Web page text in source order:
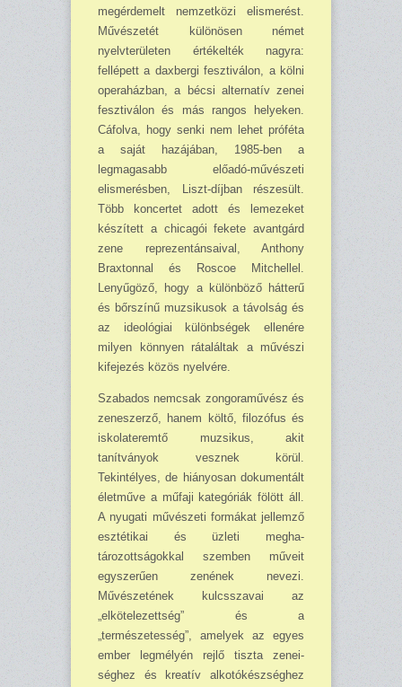
megérdemelt nemzetközi elismerést.
Művészetét különösen német
nyelvterületen érté­kelték nagyra:
fellépett a daxbergi fesztiválon, a kölni
operaházban, a bécsi alternatív zenei
fesztiválon és más rangos helyeken.
Cáfolva, hogy senki nem lehet próféta
a saját hazájában, 1985-ben a
legmagasabb előadó-művészeti
elismerésben, Liszt-díjban részesült.
Több koncertet adott és lemezeket
készített a chicagói fekete avantgárd
zene reprezentánsaival, An­thony
Braxtonnal és Roscoe Mitchellel.
Lenyűgöző, hogy a különböző hátterű
és bőrszínű muzsikusok a távolság és
az ideológiai különbségek ellenére
milyen könnyen rátaláltak a mű­vészi
kifejezés közös nyelvére.
Szabados nemcsak zongoraművész és
zeneszerző, hanem költő, filozófus és
iskolateremtő muzsikus, akit
tanítványok vesznek körül.
Tekintélyes, de hiányosan dokumentált
életműve a műfaji kategóriák fölött áll.
A nyugati művészeti formákat jellemző
esztétikai és üzleti megha­
tározottságokkal szemben műveit
egyszerűen zenének nevezi.
Művészetének kulcs­sza­vai az
„elkötelezettség” és a
„természetesség”, amelyek az egyes
ember legmélyén rejlő tiszta zene­i­
séghez és kreatív alkotókészséghez